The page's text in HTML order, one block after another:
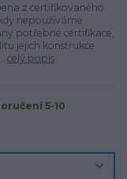
z certifikovaného
nepoužíváme
potřebné certifikace,
jejich konstrukce
celý popis
5-10